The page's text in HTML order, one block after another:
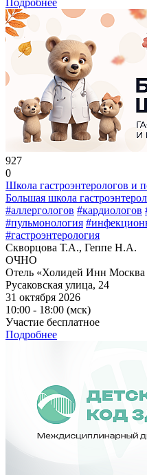
927
0
Школа гастроэнтерологов и
Большая школа
#аллергологов #кардиологов
#пульмонология
#гастроэнтерология
Скворцова Т.А., Геппе Н.А.
ОЧНО
Отель «Холидей Инн Москва
Русаковская улица, 24
31 октября 2026
10:00 - 18:00 (мск)
Участие бесплатное
Подробнее